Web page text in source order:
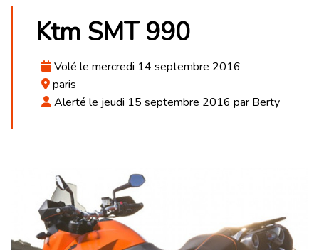
Ktm SMT 990
Volé le mercredi 14 septembre 2016
paris
Alerté le jeudi 15 septembre 2016 par Berty